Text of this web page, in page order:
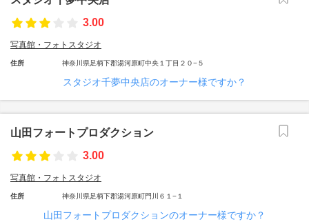
3.00
写真館・フォトスタジオ
住所 神奈川県足柄下郡湯河原町中央１丁目２０−５
スタジオ千夢中央店のオーナー様ですか？
山田フォートプロダクション
3.00
写真館・フォトスタジオ
住所 神奈川県足柄下郡湯河原町門川６１−１
山田フォートプロダクションのオーナー様ですか？